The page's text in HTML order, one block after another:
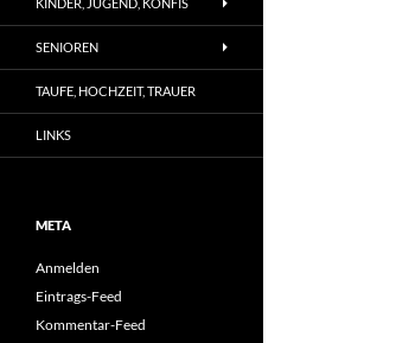
SENIOREN
TAUFE, HOCHZEIT, TRAUER
LINKS
META
Anmelden
Eintrags-Feed
Kommentar-Feed